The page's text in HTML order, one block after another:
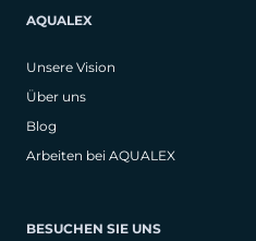
AQUALEX
Unsere Vision
Über uns
Blog
Arbeiten bei AQUALEX
BESUCHEN SIE UNS